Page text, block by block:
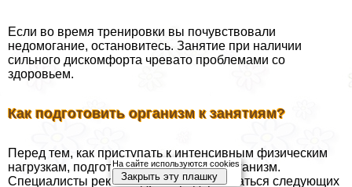
Если во время тренировки вы почувствовали
недомогание, остановитесь. Занятие при наличии
сильного дискомфорта чревато проблемами со
здоровьем.
Как подготовить организм к занятиям?
Перед тем, как приступать к интенсивным физическим
нагрузкам, подготовьте к этому свой организм.
Специалисты рекомендуют придерживаться следующих
На сайте используются cookies
Закрыть эту плашку